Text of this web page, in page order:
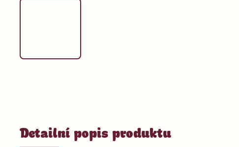
Detailní popis produktu